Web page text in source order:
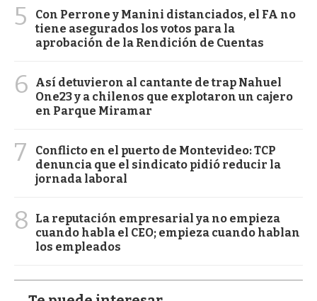
5
Con Perrone y Manini distanciados, el FA no
tiene asegurados los votos para la
aprobación de la Rendición de Cuentas
6
Así detuvieron al cantante de trap Nahuel
One23 y a chilenos que explotaron un cajero
en Parque Miramar
7
Conflicto en el puerto de Montevideo: TCP
denuncia que el sindicato pidió reducir la
jornada laboral
8
La reputación empresarial ya no empieza
cuando habla el CEO; empieza cuando hablan
los empleados